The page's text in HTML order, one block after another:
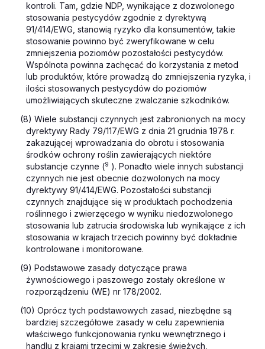
kontroli. Tam, gdzie NDP, wynikające z dozwolonego
stosowania pestycydów zgodnie z dyrektywą
91/414/EWG, stanowią ryzyko dla konsumentów, takie
stosowanie powinno być zweryfikowane w celu
zmniejszenia poziomów pozostałości pestycydów.
Wspólnota powinna zachęcać do korzystania z metod
lub produktów, które prowadzą do zmniejszenia ryzyka, i
ilości stosowanych pestycydów do poziomów
umożliwiających skuteczne zwalczanie szkodników.
(8) Wiele substancji czynnych jest zabronionych na mocy
dyrektywy Rady 79/117/EWG z dnia 21 grudnia 1978 r.
zakazującej wprowadzania do obrotu i stosowania
środków ochrony roślin zawierających niektóre
substancje czynne (9 ). Ponadto wiele innych substancji
czynnych nie jest obecnie dozwolonych na mocy
dyrektywy 91/414/EWG. Pozostałości substancji
czynnych znajdujące się w produktach pochodzenia
roślinnego i zwierzęcego w wyniku niedozwolonego
stosowania lub zatrucia środowiska lub wynikające z ich
stosowania w krajach trzecich powinny być dokładnie
kontrolowane i monitorowane.
(9) Podstawowe zasady dotyczące prawa
żywnościowego i paszowego zostały określone w
rozporządzeniu (WE) nr 178/2002.
(10) Oprócz tych podstawowych zasad, niezbędne są
bardziej szczegółowe zasady w celu zapewnienia
właściwego funkcjonowania rynku wewnętrznego i
handlu z krajami trzecimi w zakresie świeżych,